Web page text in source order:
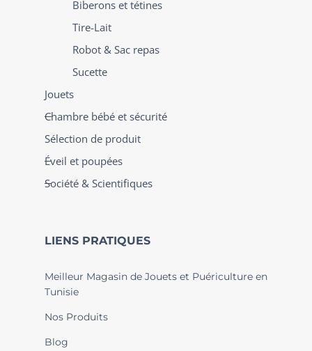
Biberons et tétines
Tire-Lait
Robot & Sac repas
Sucette
Jouets
Chambre bébé et sécurité
Sélection de produit
Éveil et poupées
Société & Scientifiques
LIENS PRATIQUES
Meilleur Magasin de Jouets et Puériculture en
Tunisie
Nos Produits
Blog